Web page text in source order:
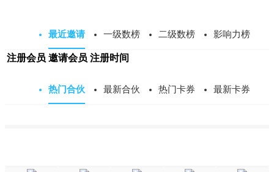
最近邀请 一级数榜 二级数榜 影响力榜
注册会员 邀请会员 注册时间
热门合伙 最新合伙 热门卡券 最新卡券